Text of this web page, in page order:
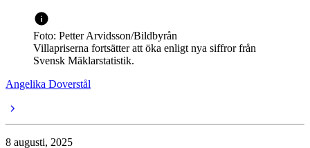
Foto: Petter Arvidsson/Bildbyrån
Villapriserna fortsätter att öka enligt nya siffror från
Svensk Mäklarstatistik.
Angelika Doverstål
8 augusti, 2025